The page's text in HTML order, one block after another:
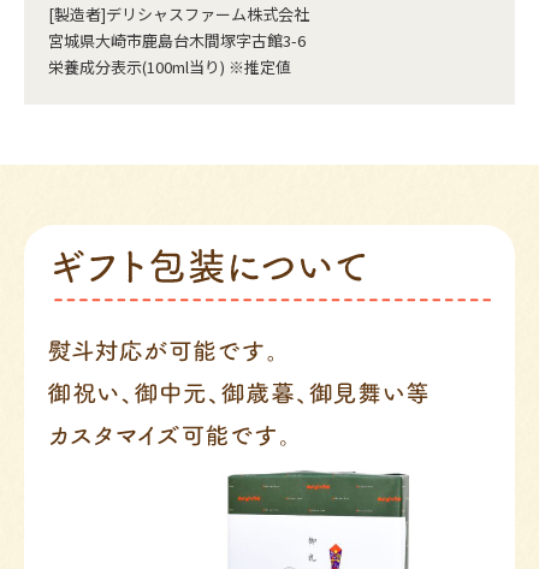
[製造者]デリシャスファーム株式会社
宮城県大崎市鹿島台木間塚字古館3-6
栄養成分表示(100ml当り) ※推定値